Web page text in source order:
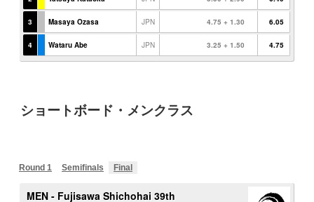
ショートボード・メンクラス
Round 1 Semifinals Final